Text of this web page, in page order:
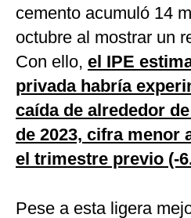
cemento acumuló 14
octubre al mostrar un
Con ello, el IPE
privada habría
caída de alrededor
de 2023, cifra menor
el trimestre previo (-
Pese a esta ligera